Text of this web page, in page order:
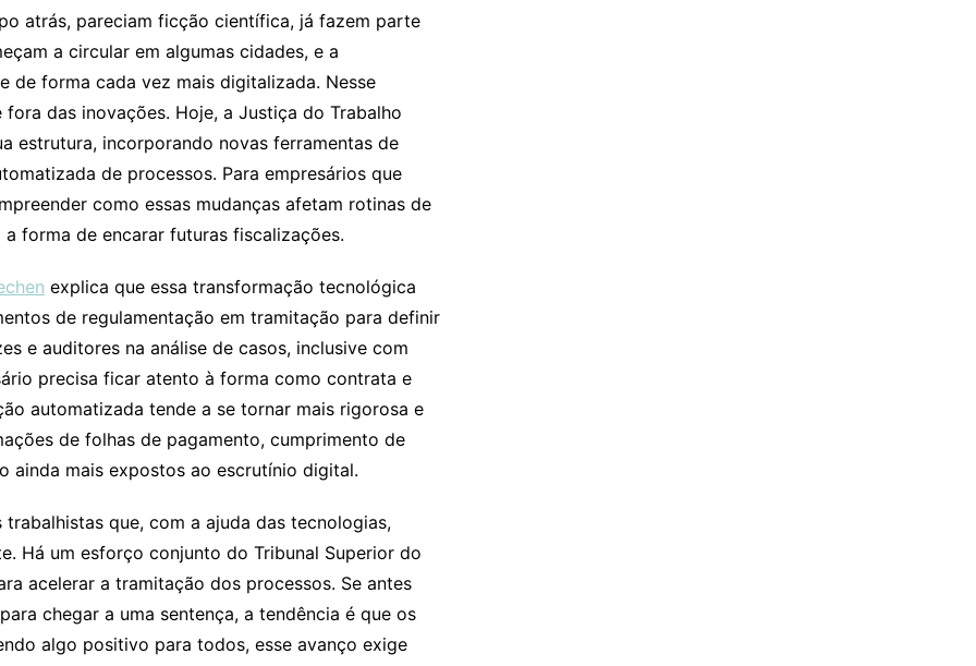
atrás, pareciam ficção científica, já fazem parte
a circular em algumas cidades, e a
de forma cada vez mais digitalizada. Nesse
das inovações. Hoje, a Justiça do Trabalho
estrutura, incorporando novas ferramentas de
de processos. Para empresários que
como essas mudanças afetam rotinas de
forma de encarar futuras fiscalizações.
explica que essa transformação tecnológica
de regulamentação em tramitação para definir
e auditores na análise de casos, inclusive com
precisa ficar atento à forma como contrata e
automatizada tende a se tornar mais rigorosa e
de folhas de pagamento, cumprimento de
ainda mais expostos ao escrutínio digital.
que, com a ajuda das tecnologias,
Há um esforço conjunto do Tribunal Superior do
acelerar a tramitação dos processos. Se antes
chegar a uma sentença, a tendência é que os
algo positivo para todos, esse avanço exige